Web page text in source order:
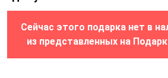
Сейчас этого подарка нет в
из представленных на